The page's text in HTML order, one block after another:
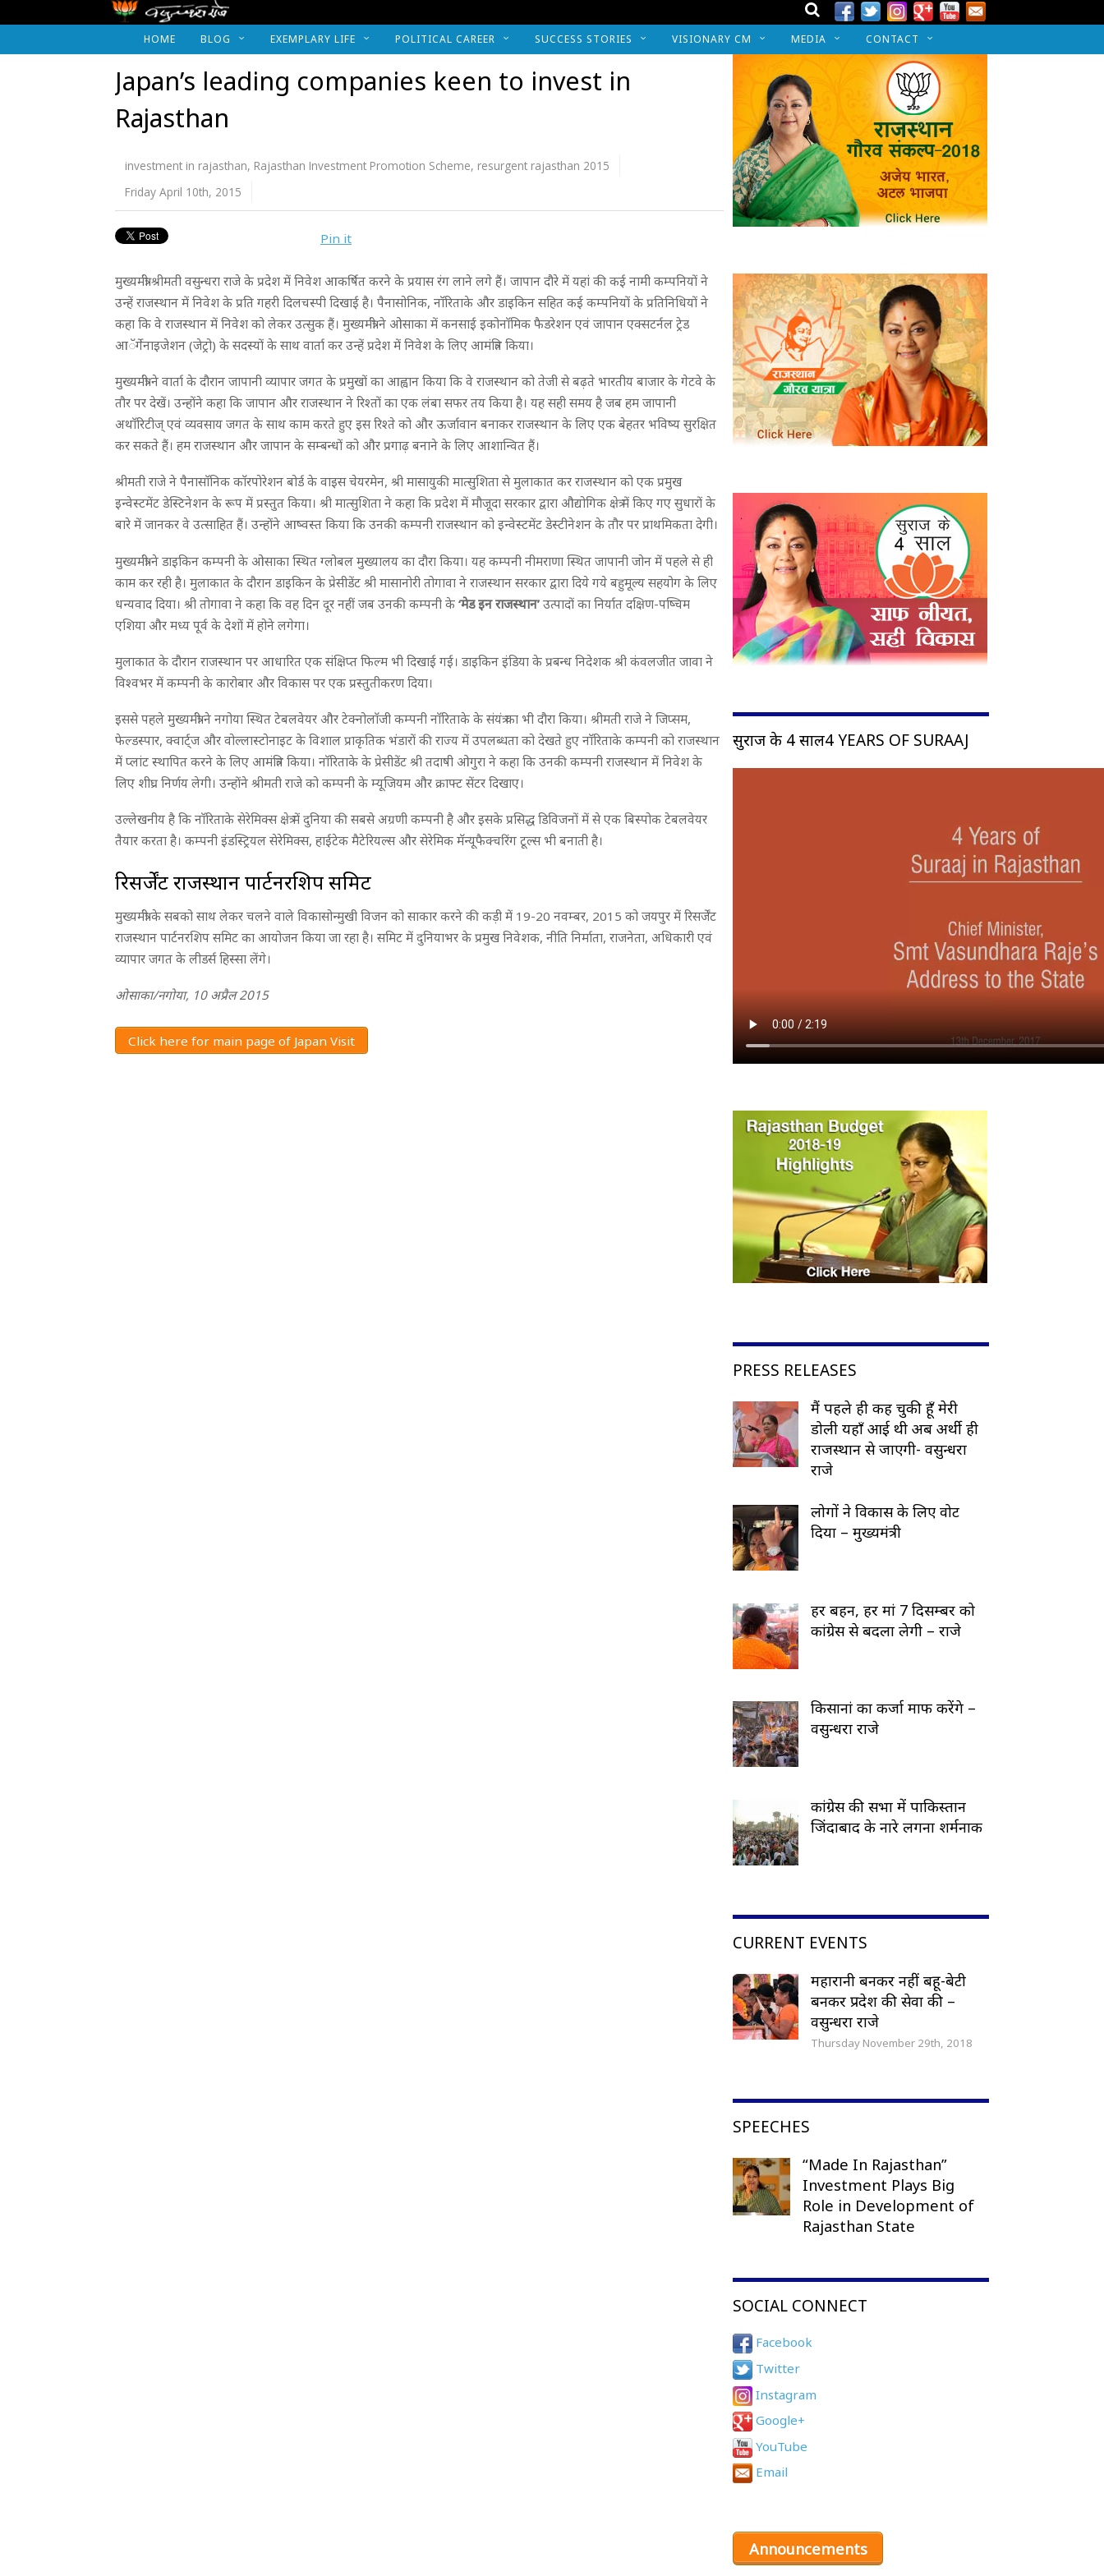
HOME BLOG EXEMPLARY LIFE POLITICAL CAREER SUCCESS STORIES VISIONARY CM MEDIA CONTACT
Japan’s leading companies keen to invest in
Rajasthan
investment in rajasthan, Rajasthan Investment Promotion Scheme, resurgent rajasthan 2015
Friday April 10th, 2015
Pin it
मुख्यमंत्री श्रीमती वसुन्धरा राजे के प्रदेश में निवेश आकर्षित करने के प्रयास रंग लाने लगे हैं। जापान दौरे में यहां की कई नामी कम्पनियों ने
उन्हें राजस्थान में निवेश के प्रति गहरी दिलचस्पी दिखाई है। पैनासोनिक, नाॅरिताके और डाइकिन सहित कई कम्पनियों के प्रतिनिधियों ने
कहा कि वे राजस्थान में निवेश को लेकर उत्सुक हैं। मुख्यमंत्री ने ओसाका में कनसाई इकोनाॅमिक फैडरेशन एवं जापान एक्सटर्नल ट्रेड
आॅर्गेनाइजेशन (जेट्रो) के सदस्यों के साथ वार्ता कर उन्हें प्रदेश में निवेश के लिए आमंत्रित किया।
मुख्यमंत्री ने वार्ता के दौरान जापानी व्यापार जगत के प्रमुखों का आह्वान किया कि वे राजस्थान को तेजी से बढ़ते भारतीय बाजार के गेटवे के
तौर पर देखें। उन्होंने कहा कि जापान और राजस्थान ने रिश्तों का एक लंबा सफर तय किया है। यह सही समय है जब हम जापानी
अथाॅरिटीज् एवं व्यवसाय जगत के साथ काम करते हुए इस रिश्ते को और ऊर्जावान बनाकर राजस्थान के लिए एक बेहतर भविष्य सुरक्षित
कर सकते हैं। हम राजस्थान और जापान के सम्बन्धों को और प्रगाढ़ बनाने के लिए आशान्वित हैं।
श्रीमती राजे ने पैनासाॅनिक काॅरपोरेशन बोर्ड के वाइस चेयरमेन, श्री मासायुकी मात्सुशिता से मुलाकात कर राजस्थान को एक प्रमुख
इन्वेस्टमेंट डेस्टिनेशन के रूप में प्रस्तुत किया। श्री मात्सुशिता ने कहा कि प्रदेश में मौजूदा सरकार द्वारा औद्योगिक क्षेत्र में किए गए सुधारों के
बारे में जानकर वे उत्साहित हैं। उन्होंने आष्वस्त किया कि उनकी कम्पनी राजस्थान को इन्वेस्टमेंट डेस्टीनेशन के तौर पर प्राथमिकता देगी।
मुख्यमंत्री ने डाइकिन कम्पनी के ओसाका स्थित ग्लोबल मुख्यालय का दौरा किया। यह कम्पनी नीमराणा स्थित जापानी जोन में पहले से ही
काम कर रही है। मुलाकात के दौरान डाइकिन के प्रेसीडेंट श्री मासानोरी तोगावा ने राजस्थान सरकार द्वारा दिये गये बहुमूल्य सहयोग के लिए
धन्यवाद दिया। श्री तोगावा ने कहा कि वह दिन दूर नहीं जब उनकी कम्पनी के ‘मेड इन राजस्थान’ उत्पादों का निर्यात दक्षिण-पष्चिम
एशिया और मध्य पूर्व के देशों में होने लगेगा।
मुलाकात के दौरान राजस्थान पर आधारित एक संक्षिप्त फिल्म भी दिखाई गई। डाइकिन इंडिया के प्रबन्ध निदेशक श्री कंवलजीत जावा ने
विश्वभर में कम्पनी के कारोबार और विकास पर एक प्रस्तुतीकरण दिया।
इससे पहले मुख्यमंत्री ने नगोया स्थित टेबलवेयर और टेक्नोलाॅजी कम्पनी नाॅरिताके के संयंत्र का भी दौरा किया। श्रीमती राजे ने जिप्सम,
फेल्डस्पार, क्वार्ट्ज और वोल्लास्टोनाइट के विशाल प्राकृतिक भंडारों की राज्य में उपलब्धता को देखते हुए नाॅरिताके कम्पनी को राजस्थान
में प्लांट स्थापित करने के लिए आमंत्रित किया। नाॅरिताके के प्रेसीडेंट श्री तदाषी ओगुरा ने कहा कि उनकी कम्पनी राजस्थान में निवेश के
लिए शीघ्र निर्णय लेगी। उन्होंने श्रीमती राजे को कम्पनी के म्यूजियम और क्राफ्ट सेंटर दिखाए।
उल्लेखनीय है कि नाॅरिताके सेरेमिक्स क्षेत्र में दुनिया की सबसे अग्रणी कम्पनी है और इसके प्रसिद्ध डिविजनों में से एक बिस्पोक टेबलवेयर
तैयार करता है। कम्पनी इंडस्ट्रियल सेरेमिक्स, हाईटेक मैटेरियल्स और सेरेमिक मॅन्यूफैक्चरिंग टूल्स भी बनाती है।
रिसर्जेंट राजस्थान पार्टनरशिप समिट
मुख्यमंत्री के सबको साथ लेकर चलने वाले विकासोन्मुखी विजन को साकार करने की कड़ी में 19-20 नवम्बर, 2015 को जयपुर में रिसर्जेंट
राजस्थान पार्टनरशिप समिट का आयोजन किया जा रहा है। समिट में दुनियाभर के प्रमुख निवेशक, नीति निर्माता, राजनेता, अधिकारी एवं
व्यापार जगत के लीडर्स हिस्सा लेंगे।
ओसाका/नगोया, 10 अप्रैल 2015
Click here for main page of Japan Visit
सुराज के 4 साल4 YEARS OF SURAAJ
PRESS RELEASES
मैं पहले ही कह चुकी हूँ मेरी
डोली यहाँ आई थी अब अर्थी ही
राजस्थान से जाएगी- वसुन्धरा
राजे
लोगों ने विकास के लिए वोट
दिया – मुख्यमंत्री
हर बहन, हर मां 7 दिसम्बर को
कांग्रेस से बदला लेगी – राजे
किसानां का कर्जा माफ करेंगे –
वसुन्धरा राजे
कांग्रेस की सभा में पाकिस्तान
जिंदाबाद के नारे लगना शर्मनाक
CURRENT EVENTS
महारानी बनकर नहीं बहू-बेटी
बनकर प्रदेश की सेवा की –
वसुन्धरा राजे
Thursday November 29th, 2018
SPEECHES
“Made In Rajasthan”
Investment Plays Big
Role in Development of
Rajasthan State
SOCIAL CONNECT
Facebook
Twitter
Instagram
Google+
YouTube
Email
Announcements